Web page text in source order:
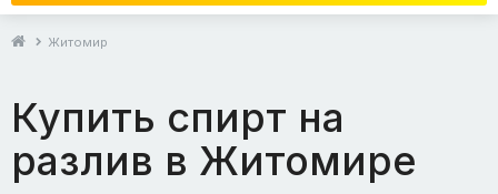
Житомир
Купить спирт на
разлив в Житомире